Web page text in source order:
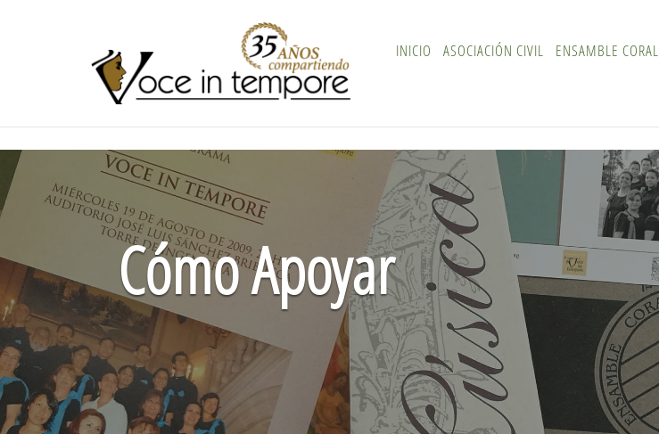
INICIO ASOCIACIÓN CIVIL ENSAMBLE CORAL
Cómo Apoyar